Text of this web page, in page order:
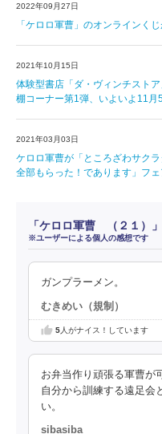
2022年09月27日
「ケロロ軍曹」のオンラインく
2021年10月15日
体験型書店「ダ・ヴィンチスト
棚コーナー第1弾、いよいよ11月
2021年03月03日
ケロロ軍曹が「ところざわサク
全部もらった！であります」フ
「ケロロ軍曹 （２１）
※ユーザーによる個人の感想です
ガンプラーメン。
むきめい（規制）
5人がナイス！しています
お弁当作り頑張る軍曹が
自分から訓練する遠足会
い。
sibasiba